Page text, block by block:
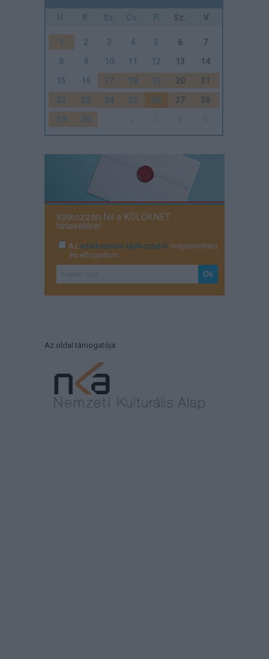
H. K. Sz. Cs. P. Sz. V.
1 2 3 4 5 6
7
8
9 10 11 12 13
14
15
16 17 18 19 20
21
22
23 24 25 26 27
28
29
30
Iratkozzon fel a KÖLÖKNET
hírlevelére!
Az adatkezelési tájékoztatót megismertem
és elfogadom
Az oldal támogatója: